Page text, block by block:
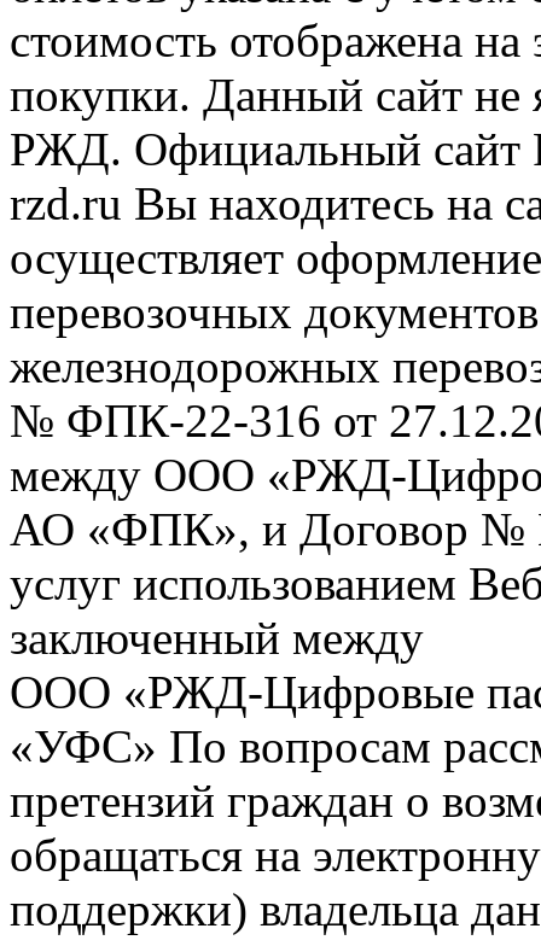
стоимость отображена
покупки. Данный сайт не
РЖД. Официальный сайт
rzd.ru Вы находитесь на
осуществляет
перевозочных
железнодорожных
№ ФПК-22-316 от
между ООО «РЖД-
АО «ФПК», и Договор №
услуг использованием
заключенный между
ООО «РЖД-Цифровые
«УФС» По вопросам
претензий граждан о
обращаться на
поддержки) владельца